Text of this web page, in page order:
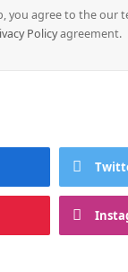
you agree to the our
Policyagreement.